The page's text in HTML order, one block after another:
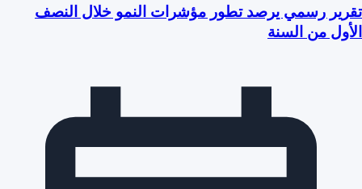
تقرير رسمي يرصد تطور مؤشرات النمو خلال النصف
الأول من السنة